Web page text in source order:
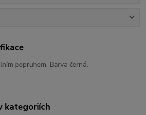
popruhem. Barva černá.
kategoriích